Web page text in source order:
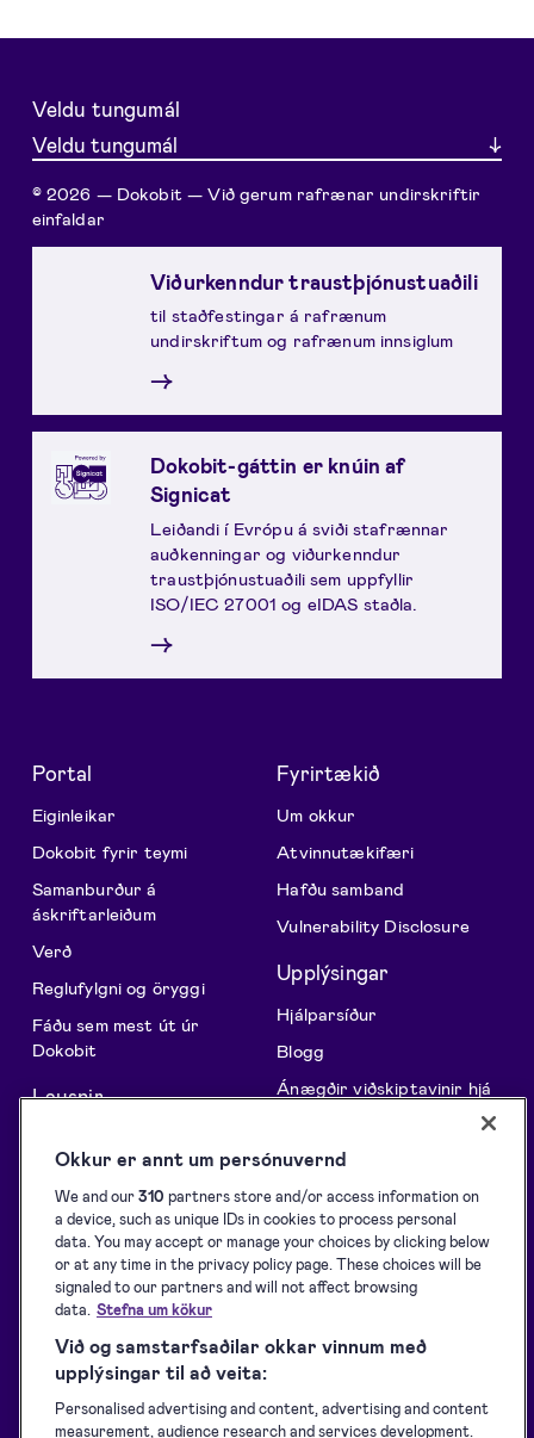
Veldu tungumál
Veldu tungumál
© 2026 — Dokobit — Við gerum rafrænar undirskriftir
einfaldar
Viðurkenndur traustþjónustuaðili
til staðfestingar á rafrænum
undirskriftum og rafrænum innsiglum
→
Dokobit-gáttin er knúin af
Signicat
Leiðandi í Evrópu á sviði stafrænnar
auðkenningar og viðurkenndur
traustþjónustuaðili sem uppfyllir
ISO/IEC 27001 og eIDAS staðla.
→
Portal
Eiginleikar
Dokobit fyrir teymi
Samanburður á
áskriftarleiðum
Verð
Reglufylgni og öryggi
Fáðu sem mest út úr
Dokobit
Lausnir
Undirritun
Auðkenning
Innsiglun
Fyrirtækið
Um okkur
Atvinnutækifæri
Hafðu samband
Vulnerability Disclosure
Upplýsingar
Hjálparsíður
Blogg
Ánægðir viðskiptavinir hjá
Fyrir forritara
Stuðningur við rafræn
skilríki
Niðurhal
Þjónustuskilmálar
Staða þjónustu
Okkur er annt um persónuvernd
We and our310 partners store and/or access information on
a device, such as unique IDs in cookies to process personal
data. You may accept or manage your choices by clicking below
or at any time in the privacy policy page. These choices will be
signaled to our partners and will not affect browsing
data. Stefna um kökur
Við og samstarfsaðilar okkar vinnum með
upplýsingar til að veita:
Personalised advertising and content, advertising and content
measurement, audience research and services development.